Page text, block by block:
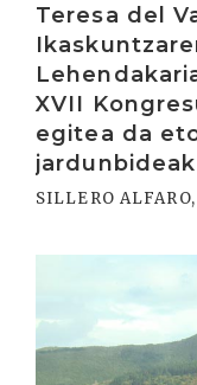
Teresa del
XVII
egitea da
SILLERO